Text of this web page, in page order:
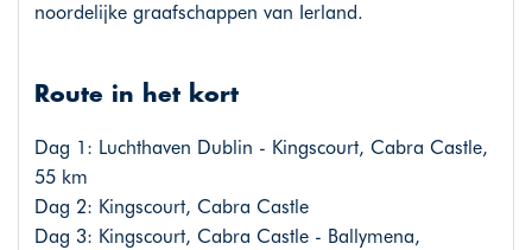
noordelijke graafschappen van Ierland.
Route in het kort
Dag 1: Luchthaven Dublin - Kingscourt, Cabra Castle,
55 km
Dag 2: Kingscourt, Cabra Castle
Dag 3: Kingscourt, Cabra Castle - Ballymena,